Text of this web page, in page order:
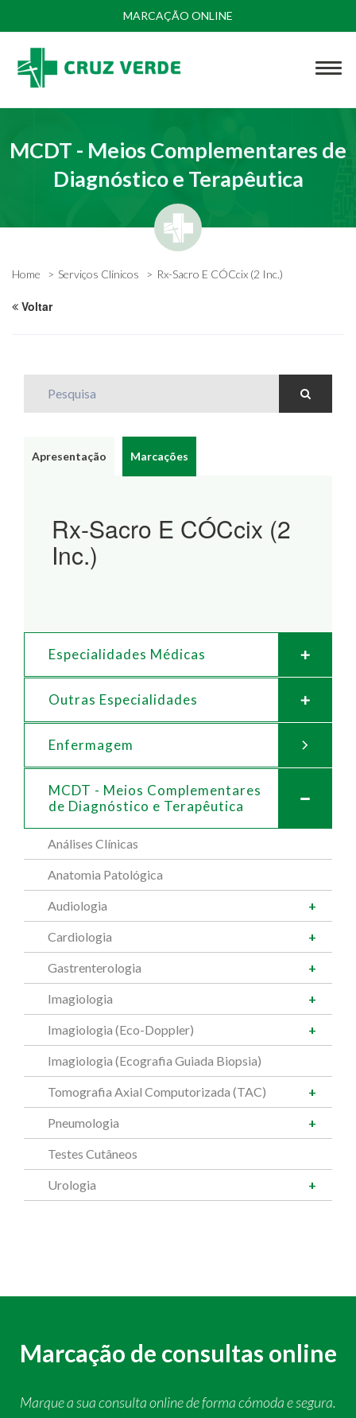
MARCAÇÃO ONLINE
MCDT - Meios Complementares de
Diagnóstico e Terapêutica
Home Serviços Clínicos Rx-Sacro E CÓCcix (2 Inc.)
Voltar
Apresentação Marcações
Rx-Sacro E CÓCcix (2
Inc.)
Especialidades Médicas
Outras Especialidades
Enfermagem
MCDT - Meios Complementares
de Diagnóstico e Terapêutica
Análises Clínicas
Anatomia Patológica
Audiologia
Cardiologia
Gastrenterologia
Imagiologia
Imagiologia (Eco-Doppler)
Imagiologia (Ecografia Guiada Biopsia)
Tomografia Axial Computorizada (TAC)
Pneumologia
Testes Cutâneos
Urologia
Marcação de consultas online
Marque a sua consulta online de forma cómoda e segura.